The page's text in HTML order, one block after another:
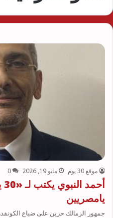
موقع 30 يوم مايو 19, 2026 0
يامصريين
جمهور الزمالك حزين على ضياع